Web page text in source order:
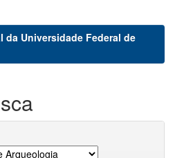
Universidade Federal de